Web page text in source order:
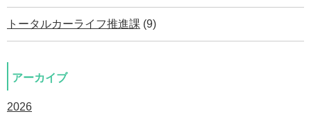
トータルカーライフ推進課 (9)
アーカイブ
2026